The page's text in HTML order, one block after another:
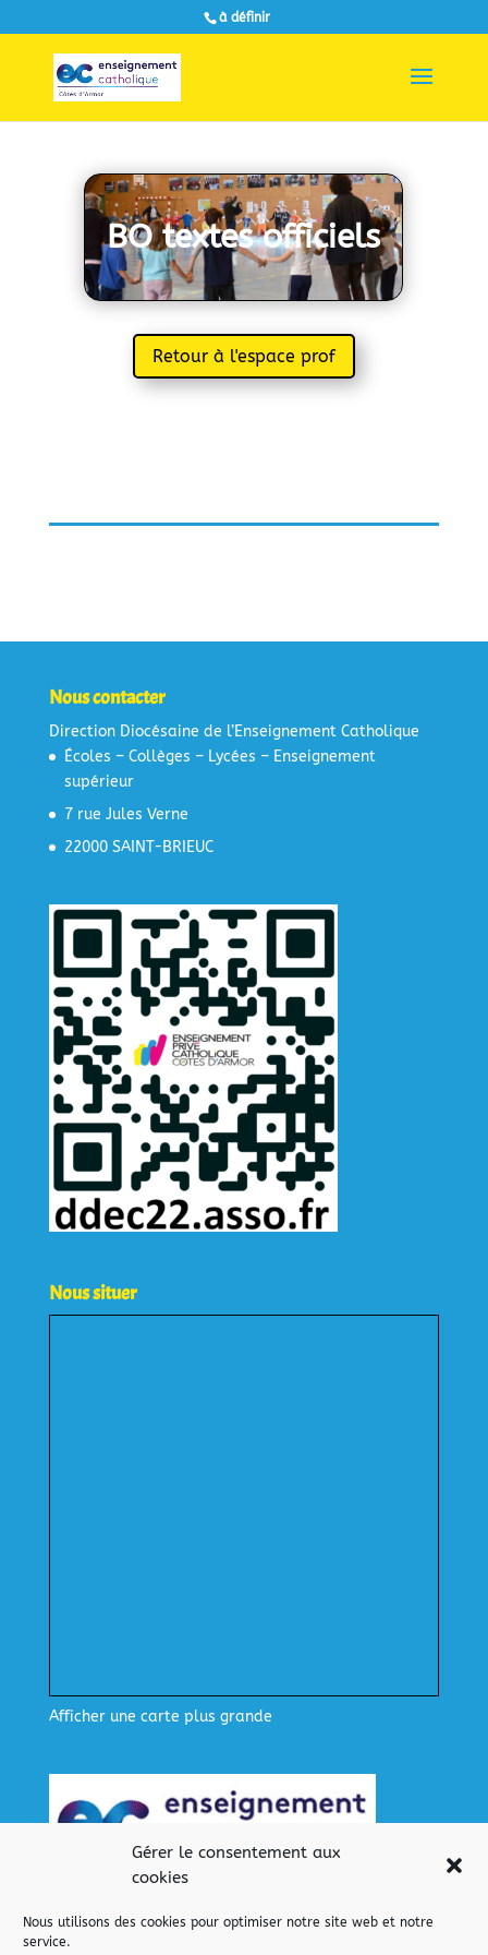
Gérer le consentement aux
cookies
Nous utilisons des cookies pour optimiser notre site web et notre
service.
à définir
BO textes officiels
Retour à l'espace prof
Nous contacter
Direction Diocésaine de l’Enseignement Catholique
Écoles – Collèges – Lycées – Enseignement
supérieur
7 rue Jules Verne
22000 SAINT-BRIEUC
Nous situer
Afficher une carte plus grande
Nos liens